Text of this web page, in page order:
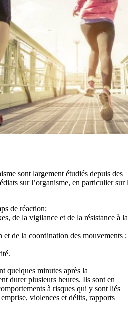
sont largement étudiés depuis des
sur l’organisme, en particulier sur
de réaction;
de la vigilance et de la résistance à la
de la coordination des mouvements ;
quelques minutes après la
durer plusieurs heures. Ils sont en
à risques qui y sont liés
violences et délits, rapports